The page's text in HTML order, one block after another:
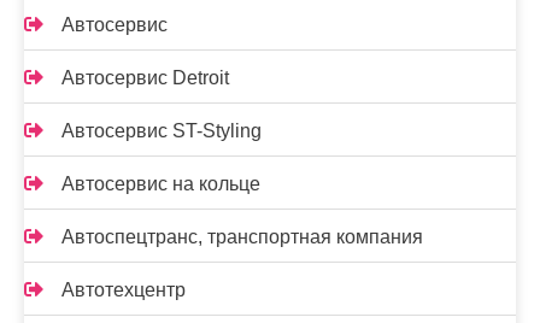
Автосервис
Автосервис Detroit
Автосервис ST-Styling
Автосервис на кольце
Автоспецтранс, транспортная компания
Автотехцентр